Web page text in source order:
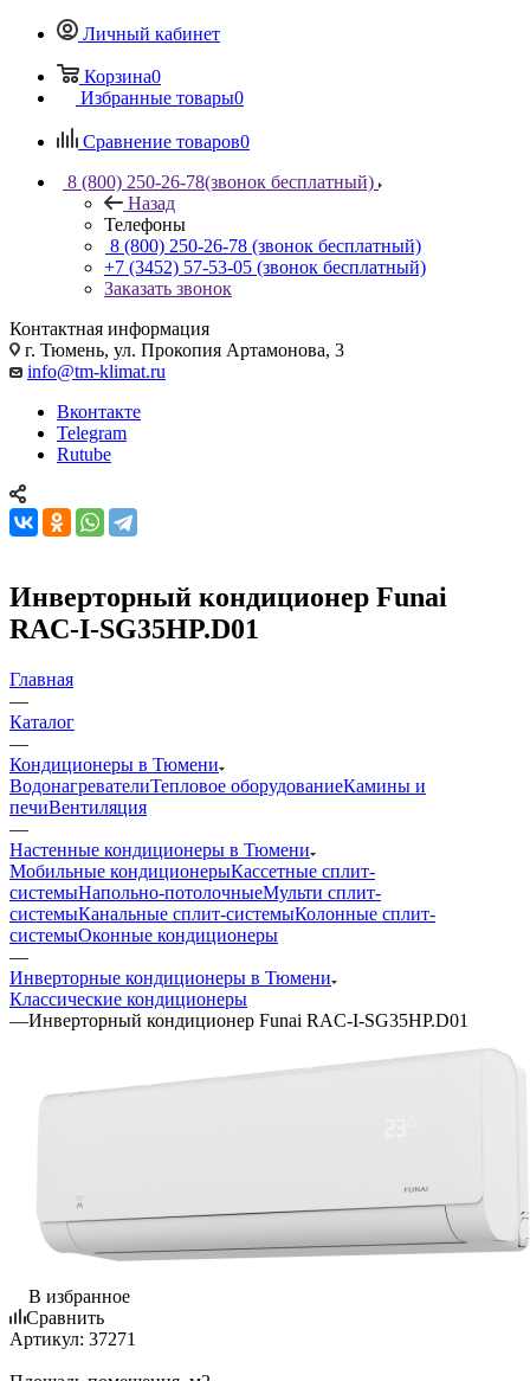
Личный кабинет
Корзина0
Избранные товары0
Сравнение товаров0
8 (800) 250-26-78(звонок бесплатный)
Назад
Телефоны
8 (800) 250-26-78 (звонок бесплатный)
+7 (3452) 57-53-05 (звонок бесплатный)
Заказать звонок
Контактная информация
г. Тюмень, ул. Прокопия Артамонова, 3
info@tm-klimat.ru
Вконтакте
Telegram
Rutube
Инверторный кондиционер Funai
RAC-I-SG35HP.D01
Главная
—
Каталог
—
Кондиционеры в Тюмени
ВодонагревателиТепловое оборудованиеКамины и
печиВентиляция
—
Настенные кондиционеры в Тюмени
Мобильные кондиционерыКассетные сплит-
системыНапольно-потолочныеМульти сплит-
системыКанальные сплит-системыКолонные сплит-
системыОконные кондиционеры
—
Инверторные кондиционеры в Тюмени
Классические кондиционеры
—Инверторный кондиционер Funai RAC-I-SG35HP.D01
В избранное
Сравнить
Артикул: 37271